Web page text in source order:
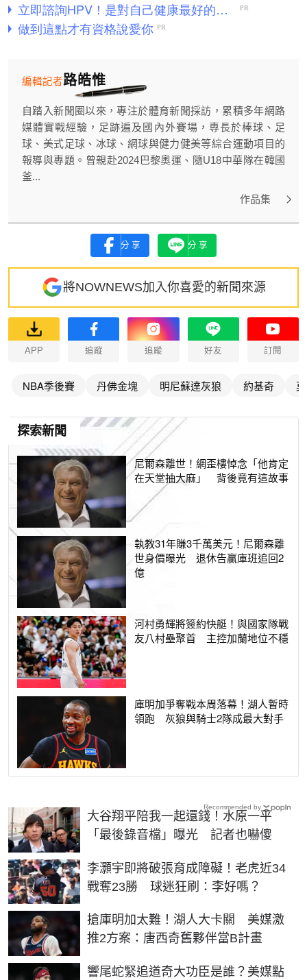
路皓惟
編輯記者
自踏入新聞圈以來，專注於體育新聞採訪，累積多年網路
媒體實戰經驗，足跡遍及國內外賽場，專長於棒球、足
球、美式足球、冰球、網球與健力健美等綜合運動項目的
報導與專題。曾親赴2024巴黎奧運、隨U18中華隊在韓國
釜...
作品集
分享 分享
將NOWNEWS加入你喜愛的新聞來源
APP 追蹤 追蹤 好友 訂閱
NBA季後賽 丹佛金塊 明尼蘇達灰狼 約基奇
探索新聞
尼爾森離世！網歪樓悼念「他肯定
在天堂抽大麻」 背後竟有這故事
執教31年賺3千萬美元！尼爾森離
世身價曝光 退休告贏庫班追回2
億
河村勇輝將簽約快艇！與國家隊戰
友八村壘聚首 主控加蘭地位不穩
庫明加爭奪戰本周落幕！湖人暫時
領跑 灰狼與騎士2隊成最大對手
大谷翔平陪我一起還錢！水原一平
「最後錄音檔」曝光 記者也嚇傻
李灝宇即將破張育成障礙！老虎近34
戰奪23勝 球迷狂刷：李好嗎？
搶庫明加太難！湖人大卡關 美媒激
推2方案：唐西奇舊夥伴當B計畫
響尾蛇緊追道奇大功臣是誰？美媒點
Recommended by